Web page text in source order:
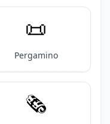
📜
Pergamino
🗞️